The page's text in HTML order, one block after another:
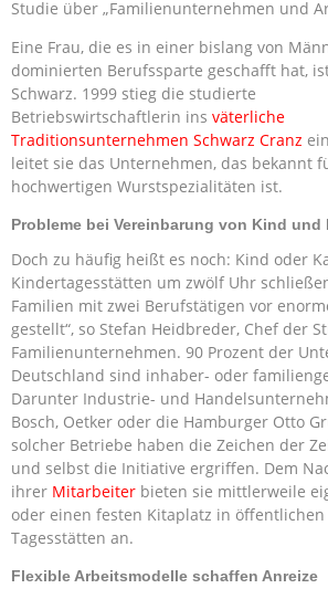
Studie über „Familienunternehmen und
Eine Frau, die es in einer bislang von
dominierten Berufssparte geschafft hat,
Schwarz. 1999 stieg die studierte
Betriebswirtschaftlerin ins väterliche
Traditionsunternehmen Schwarz Cranz
leitet sie das Unternehmen, das bekannt
hochwertigen Wurstspezialitäten ist.
Probleme bei Vereinbarung von Kind und
Doch zu häufig heißt es noch: Kind oder
Kindertagesstätten um zwölf Uhr
Familien mit zwei Berufstätigen vor
gestellt“, so Stefan Heidbreder, Chef der
Familienunternehmen. 90 Prozent der
Deutschland sind inhaber- oder
Darunter Industrie- und
Bosch, Oetker oder die Hamburger Otto
solcher Betriebe haben die Zeichen der
und selbst die Initiative ergriffen. Dem
ihrer Mitarbeiter bieten sie mittlerweile
oder einen festen Kitaplatz in öffentlichen
Tagesstätten an.
Flexible Arbeitsmodelle schaffen Anreize